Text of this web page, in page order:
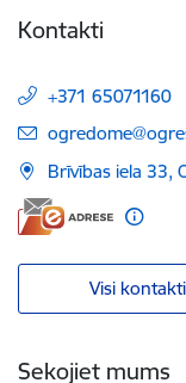
Kontakti
+371 65071160
E-pasts:
Brīvības iela 33,
Visi kontakti
Sekojiet mums